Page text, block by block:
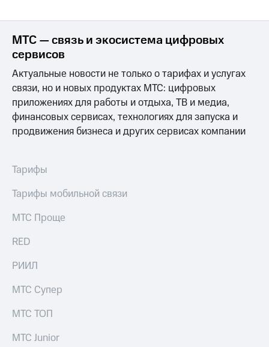
МТС — связь и экосистема цифровых
сервисов
Актуальные новости не только о тарифах и услугах
связи, но и новых продуктах МТС: цифровых
приложениях для работы и отдыха, ТВ и медиа,
финансовых сервисах, технологиях для запуска и
продвижения бизнеса и других сервисах компании
Тарифы
Тарифы мобильной связи
МТС Проще
RED
РИИЛ
МТС Супер
МТС ТОП
МТС Junior